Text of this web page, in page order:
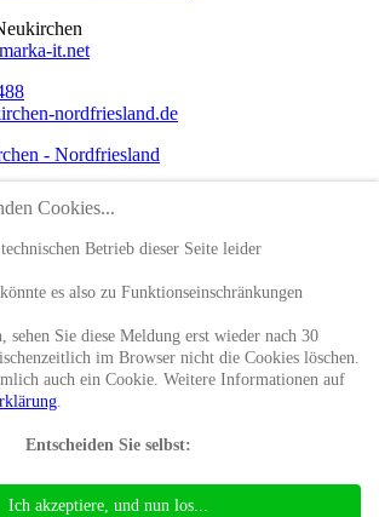
marka-it.net
nordfriesland.de
Feuerwehr
Cookies...
Betrieb dieser Seite leider
es also zu Funktionseinschränkungen
sehen Sie diese Meldung erst wieder nach 30
im Browser nicht die Cookies löschen.
auch ein Cookie. Weitere Informationen auf
.
Entscheiden Sie selbst:
Ich akzeptiere, und nun los...